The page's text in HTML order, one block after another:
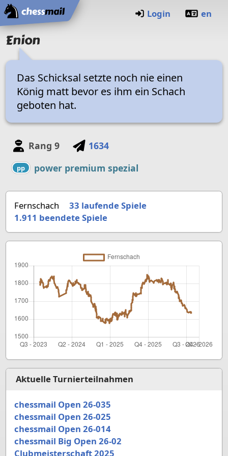
Startseite
Login en
Enion
Das Schicksal setzte noch nie einen
König matt bevor es ihm ein Schach
geboten hat.
Rang 9 1634
pp power premium spezial
Fernschach
33 laufende Spiele
1.911 beendete Spiele
Aktuelle Turnierteilnahmen
chessmail Open 26-035
chessmail Open 26-025
chessmail Open 26-014
chessmail Big Open 26-02
Clubmeisterschaft 2025